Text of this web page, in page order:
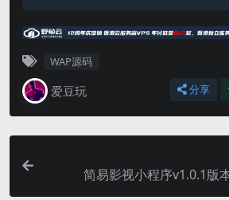
WAP源码
爱豆玩 分享
简易影视小程序v1.0.1版